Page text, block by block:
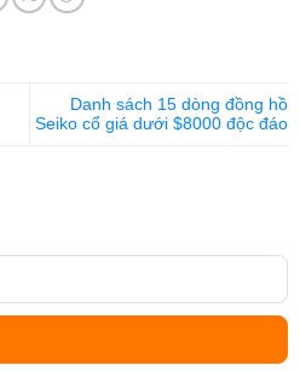
Danh sách 15 dòng đồng hồ
Seiko cổ giá dưới $8000 độc đáo